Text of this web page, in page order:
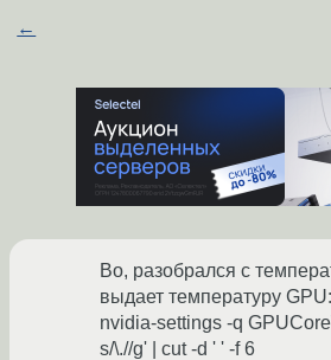
←
Во, разобрался с
выдает температуру GPU:
nvidia-settings -q
s/\.//g' | cut -d ' ' -f 6